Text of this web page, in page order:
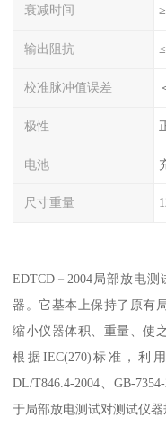
衰减时间
输出阻抗
校准脉冲值误差
极性
电池
尺寸重量
EDTCD－2004局部放电
器。它基本上保持了原有
缩小仪器体积、重量、使
根据IEC(270)标准，利
DL/T846.4-2004、GB-
于局部放电测试对测试仪